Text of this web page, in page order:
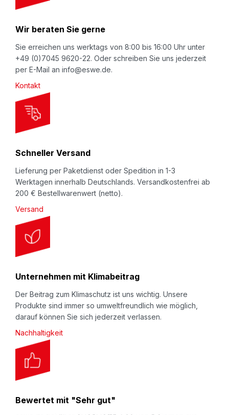
r
e
w
s
e
t
e
r
Wir beraten Sie gerne
Sie erreichen uns werktags von 8:00 bis 16:00 Uhr unter
+49 (0)7045 9620-22. Oder schreiben Sie uns jederzeit
per E-Mail an info@eswe.de.
Kontakt
Schneller Versand
Lieferung per Paketdienst oder Spedition in 1-3
Werktagen innerhalb Deutschlands. Versandkostenfrei ab
200 € Bestellwarenwert (netto).
Versand
Unternehmen mit Klimabeitrag
Der Beitrag zum Klimaschutz ist uns wichtig. Unsere
Produkte sind immer so umweltfreundlich wie möglich,
darauf können Sie sich jederzeit verlassen.
Nachhaltigkeit
Bewertet mit "Sehr gut"